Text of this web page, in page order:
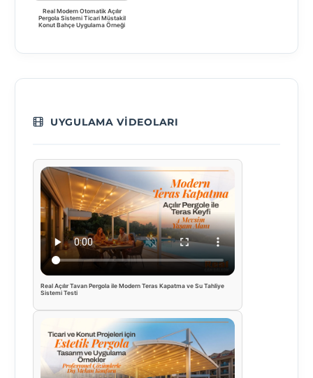
Real Modern Otomatik Açılır
Pergola Sistemi Ticari Müstakil
Konut Bahçe Uygulama Örneği
UYGULAMA VIDEOLARI
Real Açılır Tavan Pergola ile Modern Teras Kapatma ve Su Tahliye
Sistemi Testi